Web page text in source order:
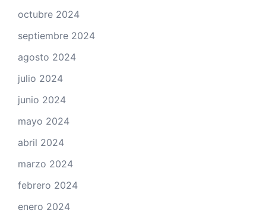
octubre 2024
septiembre 2024
agosto 2024
julio 2024
junio 2024
mayo 2024
abril 2024
marzo 2024
febrero 2024
enero 2024